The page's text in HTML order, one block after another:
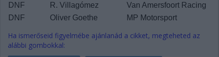
DNF
R. Villagómez
Van Amersfoort Racing
DNF
Oliver Goethe MP Motorsport
Ha ismerőseid figyelmébe ajánlanád a cikket, megteheted az
alábbi gombokkal: